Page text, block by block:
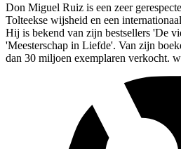
Don Miguel Ruiz is een zeer
Tolteekse wijsheid en een
Hij is bekend van zijn bestsellers 'De
'Meesterschap in Liefde'. Van zijn
dan 30 miljoen exemplaren verkocht.